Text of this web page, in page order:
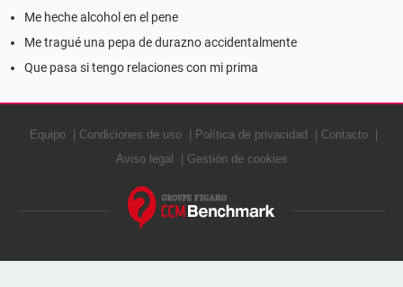
Me heche alcohol en el pene
Me tragué una pepa de durazno accidentalmente
Que pasa si tengo relaciones con mi prima
Equipo Condiciones de uso Política de privacidad
Contacto
Aviso legal
Gestión de cookies